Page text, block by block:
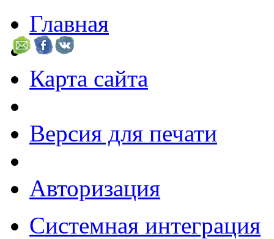
Главная
Карта сайта
Версия для печати
Авторизация
Системная интеграция